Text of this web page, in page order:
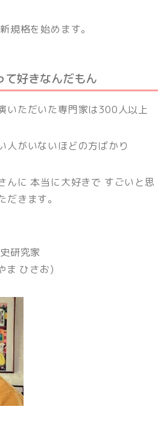
規格を始めます。
て好きなんだもん
いただいた専門家は300人以上
人がいないほどの方ばかり
んに 本当に大好きで すごいと思
きます。
研究家
ま ひさお)